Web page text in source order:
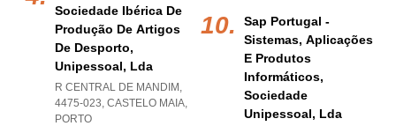
Sociedade Ibérica De
Produção De Artigos
De Desporto,
Unipessoal, Lda
R CENTRAL DE MANDIM,
4475-023, CASTELO MAIA,
PORTO
Sap Portugal -
Sistemas, Aplicações
E Produtos
Informáticos,
Sociedade
Unipessoal, Lda